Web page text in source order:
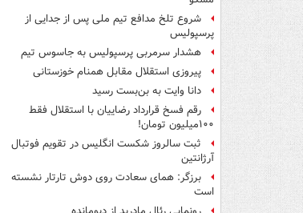
شروع تلخ مدافع تیم ملی پس از جدایی از
پرسپولیس
هشدار سرمربی پرسپولیس به جاسوس تیم
پیروزی استقلال مقابل همنام خوزستانی
دانا وایت به بن‌بست رسید
رقم فسخ قرارداد رضاییان با استقلال فقط
۱۰۰میلیون تومان!
ثبت سالروز شکست انگلیس در تقویم فوتبال
آرژانتین
برزگر: همای سعادت روی دوش تارتار نشسته
است